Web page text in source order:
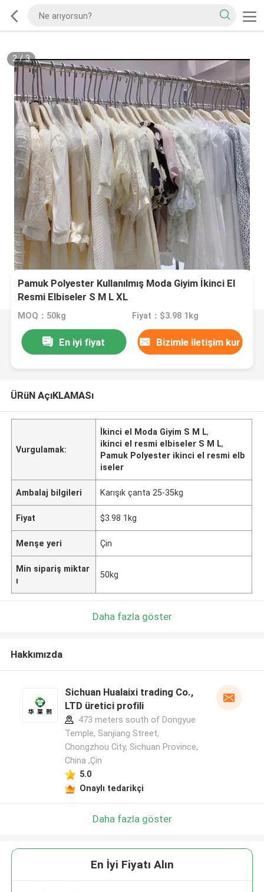
2/3
Pamuk Polyester Kullanılmış Moda Giyim İkinci El
Resmi Elbiseler S M L XL
MOQ：50kg Fiyat：$3.98 1kg
En iyi fiyat Bizimle iletişim kur
ÜRüN AçıKLAMASı
Vurgulamak:
İkinci el Moda Giyim S M L,
ikinci el resmi elbiseler S M L,
Pamuk Polyester ikinci el resmi elb
iseler
Ambalaj bilgileri Karışık çanta 25-35kg
Fiyat $3.98 1kg
Menşe yeri Çin
Min sipariş miktar
ı
50kg
Daha fazla göster
Hakkımızda
Sichuan Hualaixi trading Co.,
LTD üretici profili
473 meters south of Dongyue
Temple, Sanjiang Street,
Chongzhou City, Sichuan Province,
China ,Çin
5.0
Onaylı tedarikçi
Daha fazla göster
En İyi Fiyatı Alın